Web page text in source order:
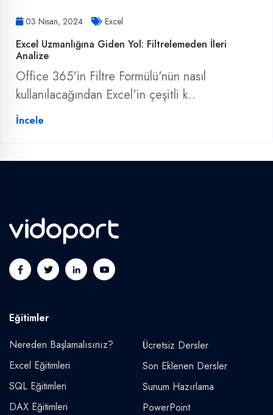
03 Nisan, 2024 Excel
Excel Uzmanlığına Giden Yol: Filtrelemeden İleri
Analize
Office 365'in Filtre Formülü'nün nasıl
kullanılacağından Excel'in çeşitli k..
İncele
Eğitimler
Nereden Başlamalısınız?
Excel Eğitimleri
SQL Eğitimleri
DAX Eğitimleri
Ücretsiz Dersler
Son Eklenen Dersler
Sunum Hazırlama
PowerPoint